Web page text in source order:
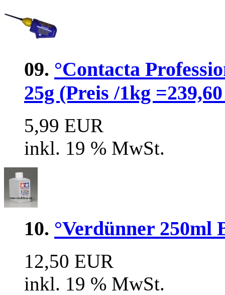
09. °Contacta
25g (Preis /1kg
5,99 EUR
inkl. 19 % MwSt.
10. °Verdünner 250ml
12,50 EUR
inkl. 19 % MwSt.